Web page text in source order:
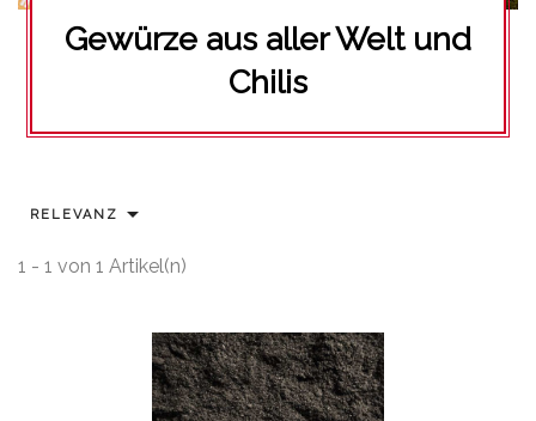
Gewürze aus aller Welt und
Chilis
RELEVANZ 
1 - 1 von 1 Artikel(n)